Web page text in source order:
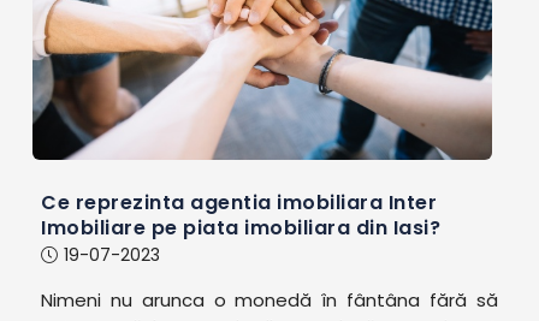
Ce reprezinta agentia imobiliara Inter
Imobiliare pe piata imobiliara din Iasi?
19-07-2023
Nimeni nu arunca o monedă în fântâna fără să